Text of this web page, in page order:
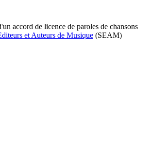
accord de licence de paroles de chansons
et Auteurs de Musique (SEAM)